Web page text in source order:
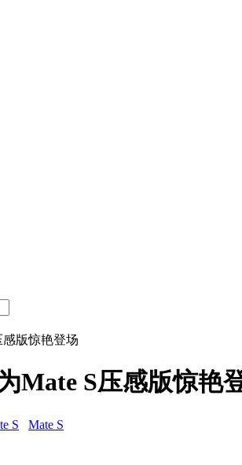
Mate S压感版惊艳
S
Mate S